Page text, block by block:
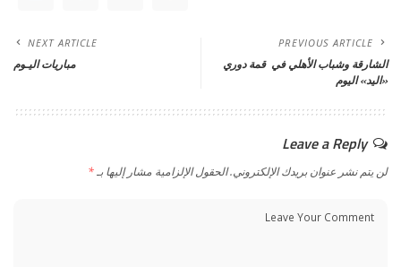
PREVIOUS ARTICLE
الشارقة وشباب الأهلي في قمة دوري
«اليد» اليوم
NEXT ARTICLE
مباريات اليـوم
Leave a Reply
لن يتم نشر عنوان بريدك الإلكتروني.الحقول الإلزامية مشار إليها بـ*